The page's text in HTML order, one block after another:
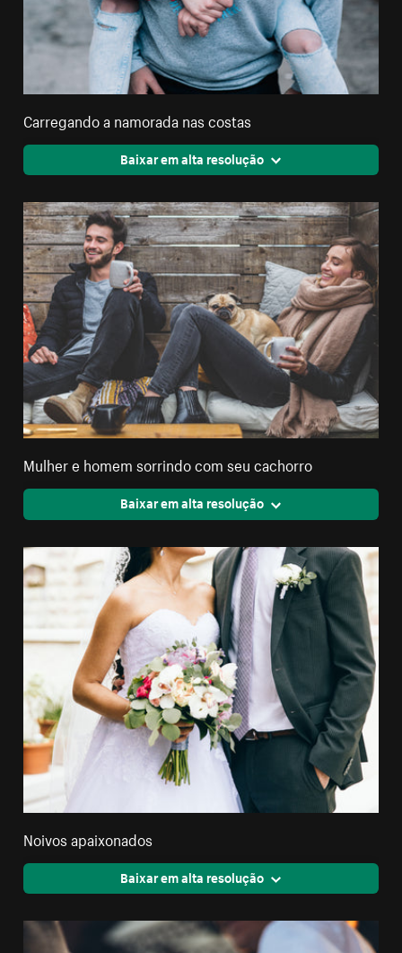
Carregando a namorada nas costas
Baixar em alta resolução
Mulher e homem sorrindo com seu cachorro
Baixar em alta resolução
Noivos apaixonados
Baixar em alta resolução